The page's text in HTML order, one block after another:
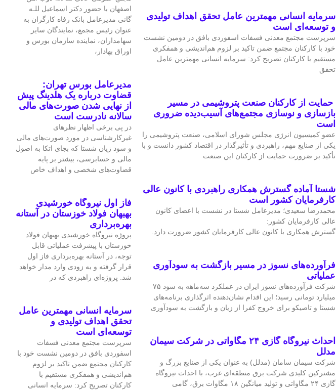
سرمایه انسانی مهمترین عامل تحقق اهداف تولیدی
و توسعه‌ای است
سرپرست مجتمع معدنی فسفات اسفوردی بافق در دومین نشست
خود با کارکنان مجتمع ضمن تاکید بر لزوم هم‌اندیشی و همفکری
مستقیم با کارکنان تصریح کرد: سرمایه انسانی مهمترین عامل
تحقق
حمایت از کارکنان صنعت پتروشیمی در مسیر
بازسازی و نوسازی مجتمع‌های آسیب‌دیده ضروری
است
عضو کمیسیون انرژی مجلس شورای اسلامی، صنعت پتروشیمی را
یکی از صنایع مهم، راهبردی و تأثیرگذار در اقتصاد کشور دانست و با
تأکید بر ضرورت حمایت از کارکنان این صنعت
شستا آماده گسترش همکاری راهبردی با کانون عالی
کارفرمایان کشور است
محمدرضا سعیدی؛ مدیرعامل شستا در نشست با اعضای کانون
عالی کارفرمایان کشور:
گسترش همکاری با کانون عالی کارفرمایان کشور ضرورت دارد.
فرآورده‌های نسوز در مسیر بازگشت به سودآوری
عملیاتی
شرکت فرآورده‌های نسوز ایران در عملکرد سه‌ماهه به سود ۷۵
میلیارد تومانی رسید؛ این اقدام نشان‌دهنده اثرگذاری برنامه‌های
شستا و تاصیکو برای خروج کفرا از زیان و بازگشت به سودآوری
احداث نیروگاه گازی ۲۴ مگاواتی در شرکت سیمان
مدلل
شرکت سیمان سامان (مدلل) به عنوان یکی از صنایع بزرگ و
مشترکین کلیدی شرکت برق منطقه‌ای غرب، با احداث نیروگاه
گازی ۲۴ مگاواتی و تولید میانگین ۱۸ مگاوات برق، گامی
اصفهان با حضور دکتر اسماعیل للـه
گانی مدیرعامل بانک رفاه کارگران به
عنوان رئیس مجمع، نمایندگان سایر
سهامداران، نماینده سازمان بورس و
اوراق بهادار،
مدیرعامل بورس تهران:
قضاوت درباره یک هلدینگ پیش
از نهایی شدن صورت‌های مالی
سالانه نادرست است
در پی برخی اظهار نظرهای
غیرکارشناسی در مورد صورت‌های مالی
و سود زیان شستا که بجای اتکا به اصول
مالی و حسابرسی، بیشتر بر پایه
قضاوت‌‌های شخصی و اهداف خاص
فاز اول نیروگاه خورشیدی
بهبهان فولاد خوزستان در آستانه
بهره‌برداری
پروژه نیروگاه خورشیدی بهبهان فولاد
خوزستان با پیشرفت عملیاتی قابل‌
توجه، در آستانه بهره‌برداری فاز اول
قرار گرفته و به‌ زودی وارد مدار خواهد
شد. پروژه‌ای راهبردی که در
سرمایه انسانی مهمترین عامل
تحقق اهداف تولیدی و
توسعه‌ای است
سرپرست مجتمع معدنی فسفات
اسفوردی بافق در دومین نشست خود با
کارکنان مجتمع ضمن تاکید بر لزوم
هم‌اندیشی و همفکری مستقیم با
کارکنان تصریح کرد: سرمایه انسانی